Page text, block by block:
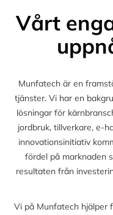
Vårt
Munfatech är en
tjänster. Vi har en
lösningar för
jordbruk, tillverkare, e-
innovationsinitiativ
fördel på marknaden
resultaten från
Vi på Munfatech hjälper